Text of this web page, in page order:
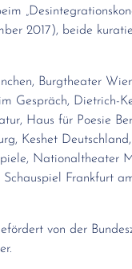
2017), beide
Burgtheater
Gespräch, Dietrich-
Haus für Poesie
Keshet
Nationaltheater
Frankfurt
von der